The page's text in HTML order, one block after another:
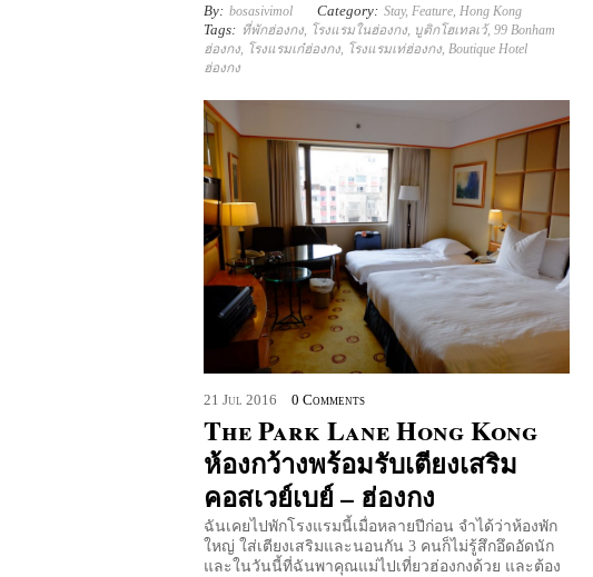
By: bosasivimol Category: Stay, Feature Hong Kong
Tags: ที่พักฮ่องกง, โรงแรมในฮ่องกง, บูติกโฮเทลเว้, 99 Bonham
ฮ่องกง, โรงแรมเก๋ฮ่องกง, โรงแรมเท่ฮ่องกง, Boutique Hotel
ฮ่องกง
21 Jul 2016 0 Comments
The Park Lane Hong Kong
ห้องกว้างพร้อมรับเตียงเสริม
คอสเวย์เบย์ – ฮ่องกง
ฉันเคยไปพักโรงแรมนี้เมื่อหลายปีก่อน จำได้ว่าห้องพัก
ใหญ่ ใส่เตียงเสริมและนอนกัน 3 คนก็ไม่รู้สึกอึดอัดนัก
และในวันนี้ที่ฉันพาคุณแม่ไปเที่ยวฮ่องกงด้วย และต้อง